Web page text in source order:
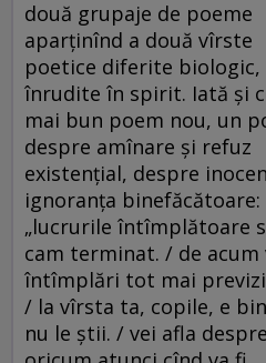
două grupaje de poeme
aparţinînd a două vîrste
poetice diferite biologic,
înrudite în spirit. Iată şi
mai bun poem nou, un
despre amînare şi refuz
existenţial, despre
ignoranţa binefăcătoare:
„lucrurile întîmplătoare
cam terminat. / de acum
întîmplări tot mai
/ la vîrsta ta, copile, e
nu le ştii. / vei afla